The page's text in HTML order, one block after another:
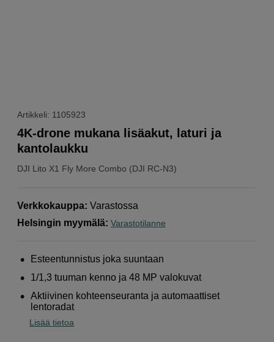
Artikkeli: 1105923
DJI Lito X1 Fly More Combo (DJI RC-N3)
4K-drone mukana lisäakut, laturi ja
kantolaukku
Verkkokauppa: Varastossa
Helsingin myymälä: Varastotilanne
Esteentunnistus joka suuntaan
1/1,3 tuuman kenno ja 48 MP valokuvat
Aktiivinen kohteenseuranta ja automaattiset
lentoradat
Lisää tietoa